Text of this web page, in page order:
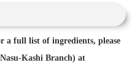
a full list of ingredients, please
Kashi Branch) at